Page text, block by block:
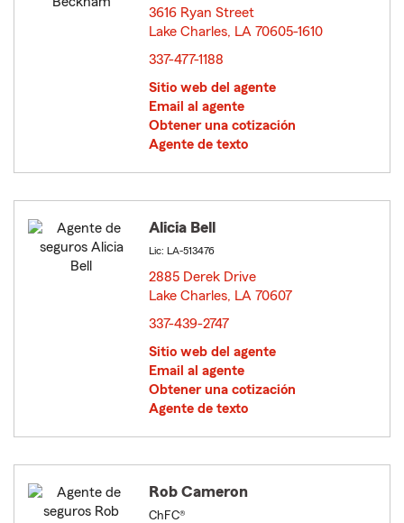
3616 Ryan Street
Lake Charles, LA 70605-1610
337-477-1188
Sitio web del agente
Email al agente
Obtener una cotización
Agente de texto
Alicia Bell
Lic: LA-513476
2885 Derek Drive
Lake Charles, LA 70607
337-439-2747
Sitio web del agente
Email al agente
Obtener una cotización
Agente de texto
Rob Cameron
ChFC®